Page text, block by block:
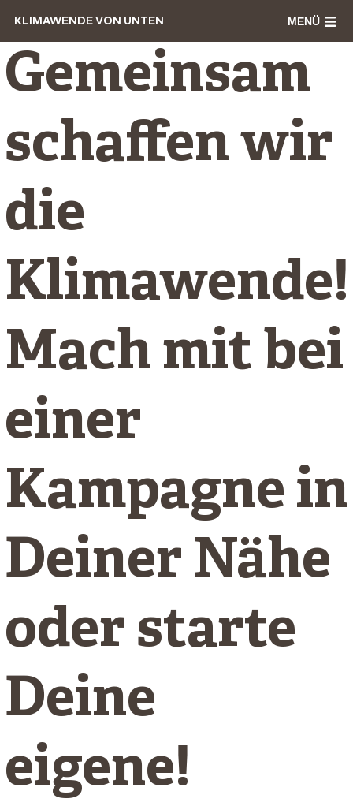
KLIMAWENDE VON UNTEN MENÜ
Gemeinsam
schaffen wir
die
Klimawende!
Mach mit bei
einer
Kampagne in
Deiner Nähe
oder starte
Deine
eigene!